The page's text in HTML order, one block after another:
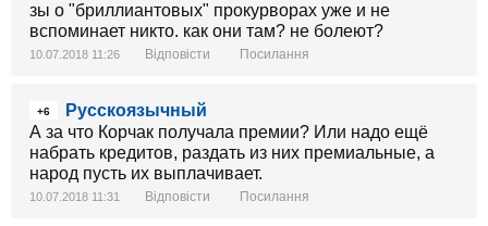
зы о "бриллиантовых" прокурворах уже и не
вспоминает никто. как они там? не болеют?
10.07.2018 11:26 Відповісти Посилання
+6
Русскоязычный
А за что Корчак получала премии? Или надо ещё
набрать кредитов, раздать из них премиальные, а
народ пусть их выплачивает.
10.07.2018 11:31 Відповісти Посилання